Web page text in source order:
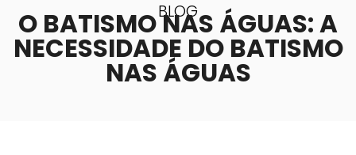
BLOG
O BATISMO NAS ÁGUAS: A
NECESSIDADE DO BATISMO
NAS ÁGUAS